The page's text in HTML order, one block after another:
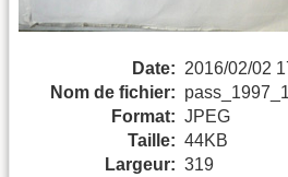
Date: 2016/02/02
Nom de fichier:
Format: JPEG
Taille: 44KB
Largeur: 319